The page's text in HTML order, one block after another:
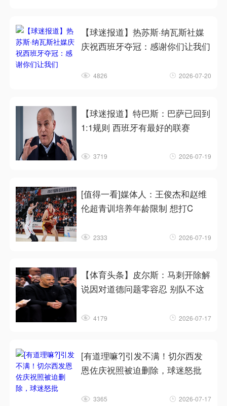
【球迷报道】热苏斯·纳瓦斯社媒
庆祝西班牙夺冠：感谢你们让我们
4826 2026-07-20
【球迷报道】特巴斯：巴萨已回到
1:1规则 西班牙有最好的联赛
3719 2026-07-19
[值得一看]媒体人：王俊杰和赵维
伦超青训培养年龄限制 想打C
2333 2026-07-19
【体育头条】皮尔斯：马刺开除解
说因对道德问题零容忍 别队不这
4179 2026-07-17
[有道理嘛?]引发不满！切尔西发
恩佐庆祝照被迫删除，球迷怒批
3365 2026-07-17